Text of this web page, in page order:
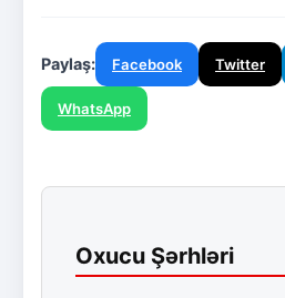
Paylaş: Facebook Twitter
WhatsApp
Oxucu Şərhləri